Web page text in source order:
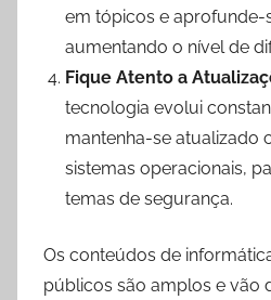
em tópicos e aprofunde-
aumentando o nível de
Fique Atento a
tecnologia evolui
mantenha-se atualizado
sistemas operacionais,
temas de segurança.
Os conteúdos de
públicos são amplos e vão